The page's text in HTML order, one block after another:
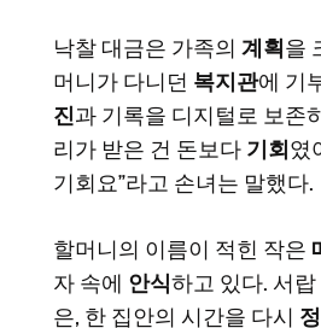
낙찰 대금은 가족의 계획 을
머니가 다니던 복지관에 기
진과 기록을 디지털로 보존
리가 받은 건 돈보다 기회 였
기회요”라고 손녀는 말했다.
할머니의 이름이 적힌 작은
자 속에 안식하고 있다. 서
은, 한 집안의 시간을 다시